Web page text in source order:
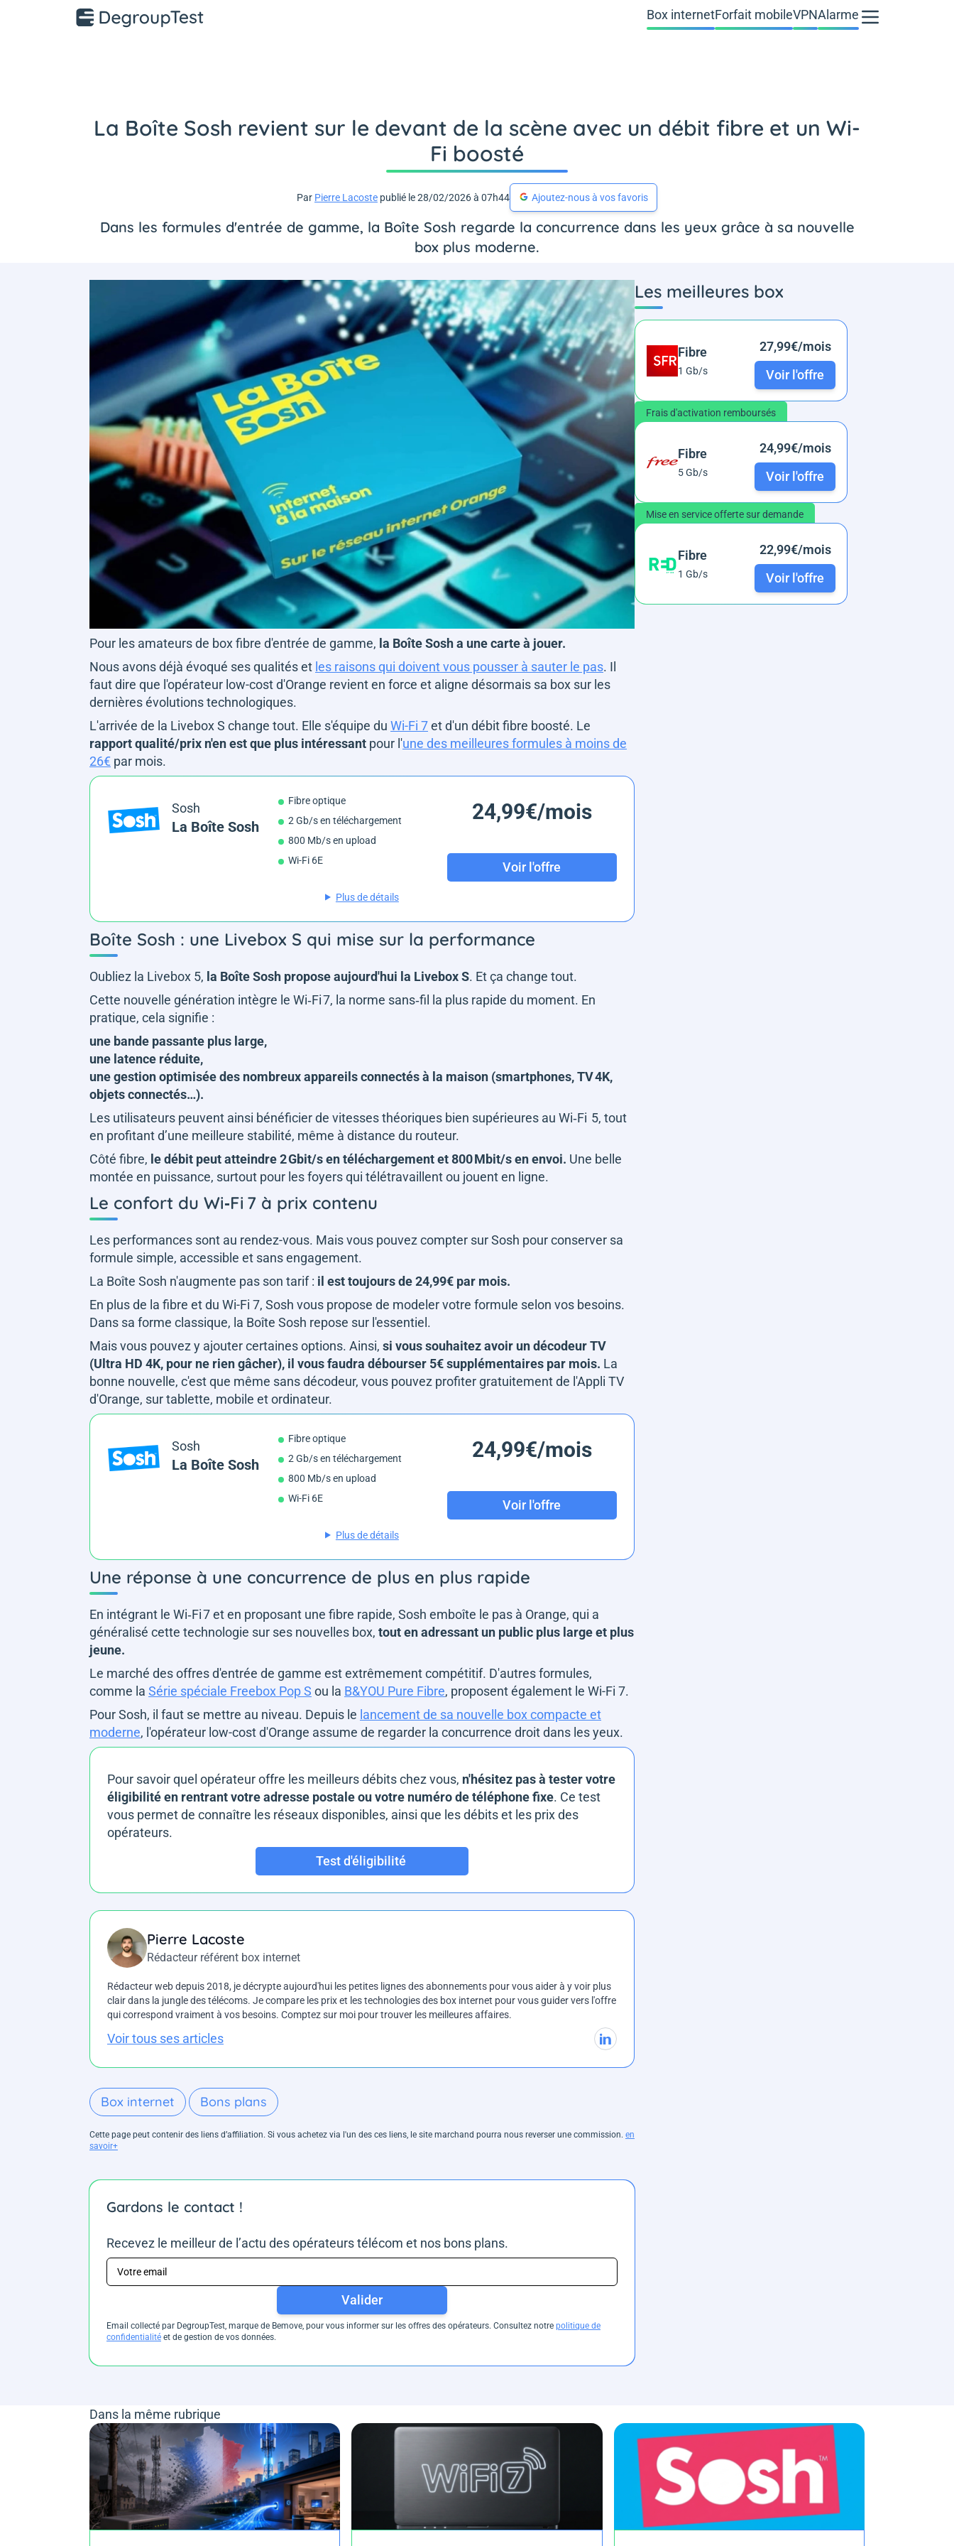
Box internetForfait mobileVPNAlarme
La Boîte Sosh revient sur le devant de la scène avec un débit fibre et un Wi-
Fi boosté
Par Pierre Lacoste publié le 28/02/2026 à 07h44 Ajoutez-nous à vos favoris
Dans les formules d'entrée de gamme, la Boîte Sosh regarde la concurrence dans les yeux grâce à sa nouvelle
box plus moderne.
Pour les amateurs de box fibre d'entrée de gamme, la Boîte Sosh a une carte à jouer.
Nous avons déjà évoqué ses qualités et les raisons qui doivent vous pousser à sauter le pas. Il
faut dire que l'opérateur low-cost d'Orange revient en force et aligne désormais sa box sur les
dernières évolutions technologiques.
L'arrivée de la Livebox S change tout. Elle s'équipe du Wi-Fi 7et d'un débit fibre boosté. Le
rapport qualité/prix n'en est que plus intéressant pour l'une des meilleures formules à moins de
26€ par mois.
Sosh
La Boîte Sosh
Fibre optique
2 Gb/s en téléchargement
800 Mb/s en upload
Wi-Fi 6E
24,99€/mois
Voir l'offre
Plus de détails
Boîte Sosh : une Livebox S qui mise sur la performance
Oubliez la Livebox 5, la Boîte Sosh propose aujourd'hui la Livebox S. Et ça change tout.
Cette nouvelle génération intègre le Wi‑Fi 7, la norme sans‑fil la plus rapide du moment. En
pratique, cela signifie :
une bande passante plus large,
une latence réduite,
une gestion optimisée des nombreux appareils connectés à la maison (smartphones, TV 4K,
objets connectés…).
Les utilisateurs peuvent ainsi bénéficier de vitesses théoriques bien supérieures au Wi‑Fi 5, tout
en profitant d’une meilleure stabilité, même à distance du routeur.
Côté fibre, le débit peut atteindre 2 Gbit/s en téléchargement et 800 Mbit/s en envoi. Une belle
montée en puissance, surtout pour les foyers qui télétravaillent ou jouent en ligne.
Le confort du Wi‑Fi 7 à prix contenu
Les performances sont au rendez-vous. Mais vous pouvez compter sur Sosh pour conserver sa
formule simple, accessible et sans engagement.
La Boîte Sosh n'augmente pas son tarif : il est toujours de 24,99€ par mois.
En plus de la fibre et du Wi-Fi 7, Sosh vous propose de modeler votre formule selon vos besoins.
Dans sa forme classique, la Boîte Sosh repose sur l'essentiel.
Mais vous pouvez y ajouter certaines options. Ainsi, si vous souhaitez avoir un décodeur TV
(Ultra HD 4K, pour ne rien gâcher), il vous faudra débourser 5€ supplémentaires par mois. La
bonne nouvelle, c'est que même sans décodeur, vous pouvez profiter gratuitement de l'Appli TV
d'Orange, sur tablette, mobile et ordinateur.
Sosh
La Boîte Sosh
Fibre optique
2 Gb/s en téléchargement
800 Mb/s en upload
Wi-Fi 6E
24,99€/mois
Voir l'offre
Plus de détails
Une réponse à une concurrence de plus en plus rapide
En intégrant le Wi‑Fi 7 et en proposant une fibre rapide, Sosh emboîte le pas à Orange, qui a
généralisé cette technologie sur ses nouvelles box, tout en adressant un public plus large et plus
jeune.
Le marché des offres d'entrée de gamme est extrêmement compétitif. D'autres formules,
comme la Série spéciale Freebox Pop S ou la B&YOU Pure Fibre, proposent également le Wi-Fi 7.
Pour Sosh, il faut se mettre au niveau. Depuis le lancement de sa nouvelle box compacte et
moderne, l'opérateur low-cost d'Orange assume de regarder la concurrence droit dans les yeux.
Pour savoir quel opérateur offre les meilleurs débits chez vous, n'hésitez pas à tester votre
éligibilité en rentrant votre adresse postale ou votre numéro de téléphone fixe. Ce test
vous permet de connaître les réseaux disponibles, ainsi que les débits et les prix des
opérateurs.
Test d'éligibilité
Pierre Lacoste
Rédacteur référent box internet
Rédacteur web depuis 2018, je décrypte aujourd'hui les petites lignes des abonnements pour vous aider à y voir plus
clair dans la jungle des télécoms. Je compare les prix et les technologies des box internet pour vous guider vers l'offre
qui correspond vraiment à vos besoins. Comptez sur moi pour trouver les meilleures affaires.
Voir tous ses articles
Box internet Bons plans
Cette page peut contenir des liens d’affiliation. Si vous achetez via l'un des ces liens, le site marchand pourra nous reverser une commission. en
savoir+
Gardons le contact !
Recevez le meilleur de l’actu des opérateurs télécom et nos bons plans.
Valider
Email collecté par DegroupTest, marque de Bemove, pour vous informer sur les offres des opérateurs. Consultez notre politique de
confidentialité et de gestion de vos données.
Les meilleures box
Fibre
1 Gb/s
27,99€/mois
Voir l'offre
Frais d'activation remboursés
Fibre
5 Gb/s
24,99€/mois
Voir l'offre
Mise en service offerte sur demande
Fibre
1 Gb/s
22,99€/mois
Voir l'offre
Dans la même rubrique